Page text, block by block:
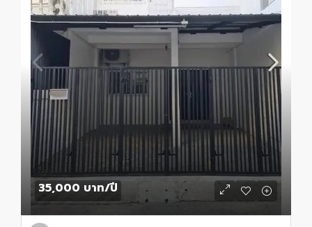
35,000 บาท/ปี